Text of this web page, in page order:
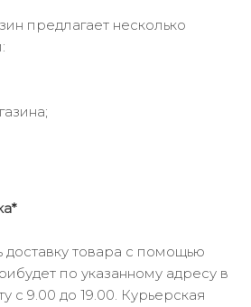
предлагает несколько
доставку товара с помощью
по указанному адресу в
с 9.00 до 19.00. Курьерская